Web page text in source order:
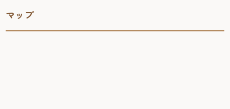
マップ